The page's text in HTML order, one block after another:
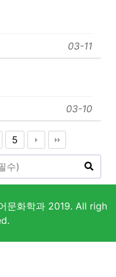
03-11
03-10
5
문화학과 2019. All righ